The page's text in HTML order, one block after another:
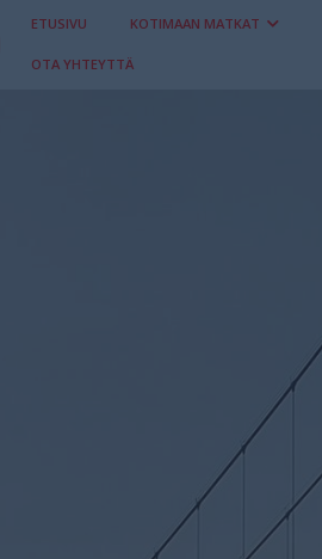
ETUSIVU KOTIMAAN MATKAT
OTA YHTEYTTÄ